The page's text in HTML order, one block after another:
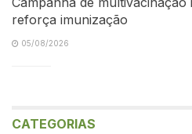
reforça imunização
05/08/2026
CATEGORIAS